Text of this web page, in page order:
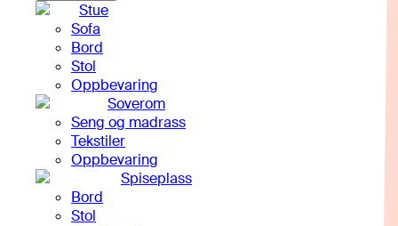
Stue
Sofa
Bord
Stol
Oppbevaring
Soverom
Seng og madrass
Tekstiler
Oppbevaring
Spiseplass
Bord
Stol